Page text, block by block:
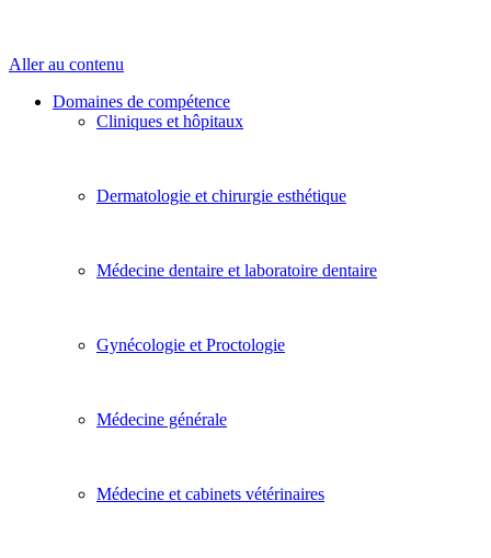
Aller au contenu
Domaines de compétence
Cliniques et hôpitaux
Dermatologie et chirurgie esthétique
Médecine dentaire et laboratoire dentaire
Gynécologie et Proctologie
Médecine générale
Médecine et cabinets vétérinaires